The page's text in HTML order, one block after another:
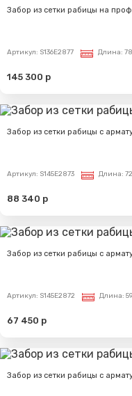
Забор из сетки рабицы на
Артикул: S136E2877 Длина:
145 300 р
Забор из сетки рабицы с
Артикул: S145E2873 Длина:
88 340 р
Забор из сетки рабицы с
Артикул: S145E2872 Длина:
67 450 р
Забор из сетки рабицы с